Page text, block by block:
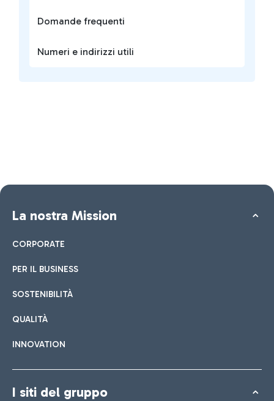
Domande frequenti
Numeri e indirizzi utili
La nostra Mission
CORPORATE
PER IL BUSINESS
SOSTENIBILITÀ
QUALITÀ
INNOVATION
I siti del gruppo